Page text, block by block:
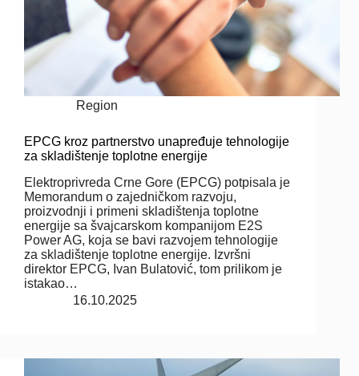
Region
EPCG kroz partnerstvo unapređuje tehnologije
za skladištenje toplotne energije
Elektroprivreda Crne Gore (EPCG) potpisala je
Memorandum o zajedničkom razvoju,
proizvodnji i primeni skladištenja toplotne
energije sa švajcarskom kompanijom E2S
Power AG, koja se bavi razvojem tehnologije
za skladištenje toplotne energije. Izvršni
direktor EPCG, Ivan Bulatović, tom prilikom je
istakao…
16.10.2025